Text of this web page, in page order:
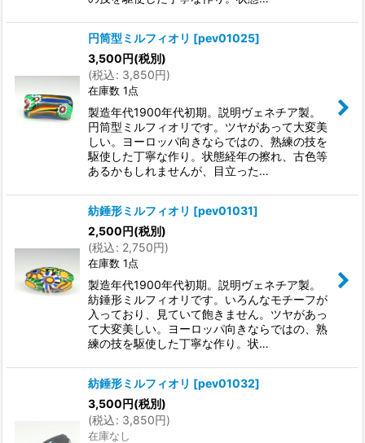
円筒型ミルフィオリ [pev01025]
3,500円(税別)
(税込: 3,850円)
在庫数 1点
製造年代1900年代初期。説明ヴェネチア製。
円筒型ミルフィオリです。ツヤがあって大変美
しい。ヨーロッパ向きならではの、熟練の技を
駆使した丁寧な作り。状態経年の擦れ、古色等
あるかもしれませんが、目立った…
紡錘形ミルフィオリ [pev01031]
2,500円(税別)
(税込: 2,750円)
在庫数 1点
製造年代1900年代初期。説明ヴェネチア製。
紡錘形ミルフィオリです。いろんなモチーフが
入っており、見ていて飽きません。ツヤがあっ
て大変美しい。ヨーロッパ向きならではの、熟
練の技を駆使した丁寧な作り。状…
紡錘形ミルフィオリ [pev01032]
3,500円(税別)
(税込: 3,850円)
在庫なし